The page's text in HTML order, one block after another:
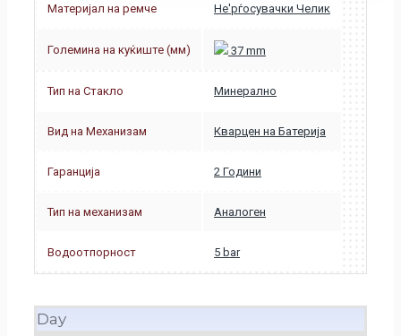
Материјал на ремче Не'рѓосувачки Челик
Големина на куќиште (мм) 37 mm
Тип на Стакло Минерално
Вид на Механизам Кварцен на Батерија
Гаранција 2 Години
Тип на механизам Аналоген
Водоотпорност 5 bar
Day